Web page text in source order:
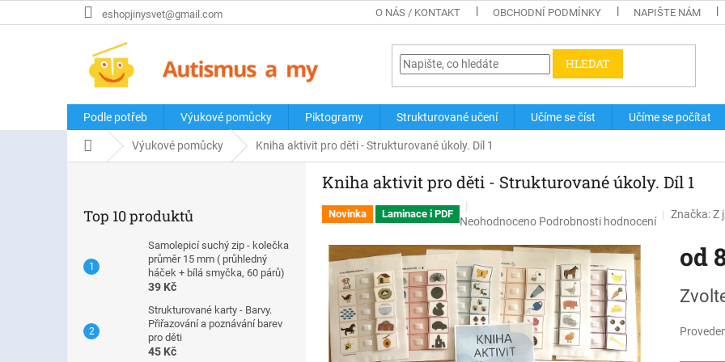
na
eshopjinysvet@gmail.com O NÁS / KONTAKT OBCHODNÍ PODMÍNKY NAPIŠTE NÁM
HLEDAT
Podle potřeb Výukové pomůcky Piktogramy Strukturované učení Učíme se číst Učíme se počítat
Domů Výukové pomůcky Kniha aktivit pro děti - Strukturované úkoly. Díl 1
Top 10 produktů
Samolepicí suchý zip - kolečka
průměr 15 mm ( průhledný
háček + bílá smyčka, 60 párů)
39 Kč
Strukturované karty - Barvy.
Přiřazování a poznávání barev
pro děti
45 Kč
Kniha aktivit pro děti - Strukturované úkoly. Díl 1
Novinka Laminace i PDF
Průměrné
produktu
je
0,0
z
5
hvězdiček.
Neohodnoceno Podrobnosti hodnocení
Značka:Z
od
cena: